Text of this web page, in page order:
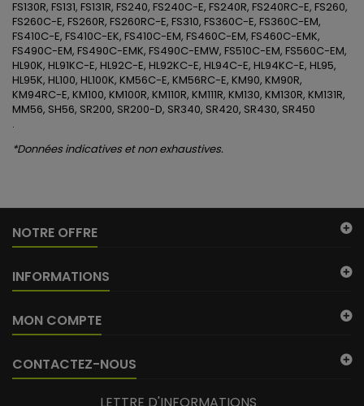
FS130R, FS131, FS131R, FS240, FS240C-E, FS240R, FS240RC-E, FS260,
FS260C-E, FS260R, FS260RC-E, FS310, FS360C-E, FS360C-EM,
FS410C-E, FS410C-EK, FS410C-EM, FS460C-EM, FS460C-EMK,
FS490C-EM, FS490C-EMK, FS490C-EMW, FS510C-EM, FS560C-EM,
HL90K, HL91KC-E, HL92C-E, HL92KC-E, HL94C-E, HL94KC-E, HL95,
HL95K, HL100, HL100K, KM56C-E, KM56RC-E, KM90, KM90R,
KM94RC-E, KM100, KM100R, KM110R, KM111R, KM130, KM130R, KM131R,
MM56, SH56, SR200, SR200-D, SR340, SR420, SR430, SR450
.
*Données indicatives et non exhaustives.
NOTRE OFFRE
INFORMATIONS
MON COMPTE
CONTACTEZ-NOUS